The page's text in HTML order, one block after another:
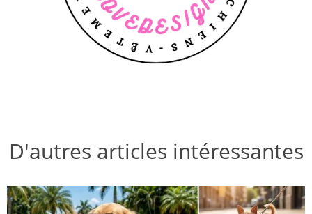
D'autres articles intéressantes